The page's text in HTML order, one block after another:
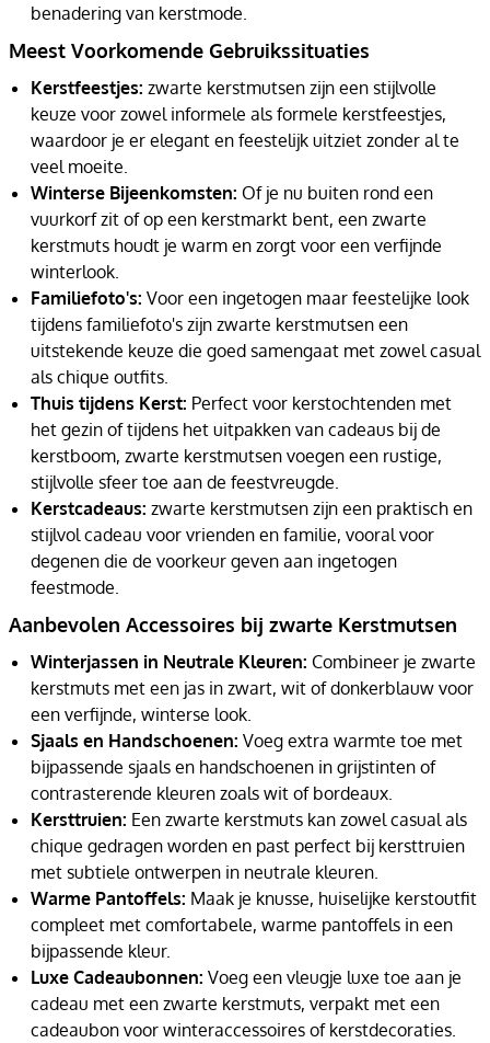
benadering van kerstmode.
Meest Voorkomende Gebruikssituaties
Kerstfeestjes: zwarte kerstmutsen zijn een stijlvolle
keuze voor zowel informele als formele kerstfeestjes,
waardoor je er elegant en feestelijk uitziet zonder al te
veel moeite.
Winterse Bijeenkomsten: Of je nu buiten rond een
vuurkorf zit of op een kerstmarkt bent, een zwarte
kerstmuts houdt je warm en zorgt voor een verfijnde
winterlook.
Familiefoto's: Voor een ingetogen maar feestelijke look
tijdens familiefoto's zijn zwarte kerstmutsen een
uitstekende keuze die goed samengaat met zowel casual
als chique outfits.
Thuis tijdens Kerst: Perfect voor kerstochtenden met
het gezin of tijdens het uitpakken van cadeaus bij de
kerstboom, zwarte kerstmutsen voegen een rustige,
stijlvolle sfeer toe aan de feestvreugde.
Kerstcadeaus: zwarte kerstmutsen zijn een praktisch en
stijlvol cadeau voor vrienden en familie, vooral voor
degenen die de voorkeur geven aan ingetogen
feestmode.
Aanbevolen Accessoires bij zwarte Kerstmutsen
Winterjassen in Neutrale Kleuren: Combineer je zwarte
kerstmuts met een jas in zwart, wit of donkerblauw voor
een verfijnde, winterse look.
Sjaals en Handschoenen: Voeg extra warmte toe met
bijpassende sjaals en handschoenen in grijstinten of
contrasterende kleuren zoals wit of bordeaux.
Kersttruien: Een zwarte kerstmuts kan zowel casual als
chique gedragen worden en past perfect bij kersttruien
met subtiele ontwerpen in neutrale kleuren.
Warme Pantoffels: Maak je knusse, huiselijke kerstoutfit
compleet met comfortabele, warme pantoffels in een
bijpassende kleur.
Luxe Cadeaubonnen: Voeg een vleugje luxe toe aan je
cadeau met een zwarte kerstmuts, verpakt met een
cadeaubon voor winteraccessoires of kerstdecoraties.